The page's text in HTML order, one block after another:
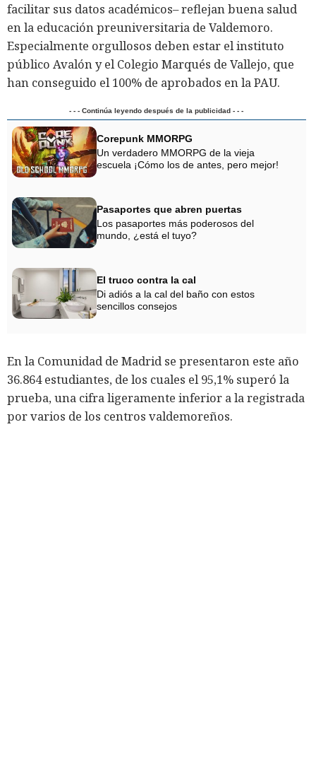
facilitar sus datos académicos– reflejan buena salud
en la educación preuniversitaria de Valdemoro.
Especialmente orgullosos deben estar el instituto
público Avalón y el Colegio Marqués de Vallejo, que
han conseguido el 100% de aprobados en la PAU.
- - - Continúa leyendo después de la publicidad - - -
Corepunk MMORPG
Un verdadero MMORPG de la vieja
escuela ¡Cómo los de antes, pero mejor!
Pasaportes que abren puertas
Los pasaportes más poderosos del
mundo, ¿está el tuyo?
El truco contra la cal
Di adiós a la cal del baño con estos
sencillos consejos
En la Comunidad de Madrid se presentaron este año
36.864 estudiantes, de los cuales el 95,1% superó la
prueba, una cifra ligeramente inferior a la registrada
por varios de los centros valdemoreños.